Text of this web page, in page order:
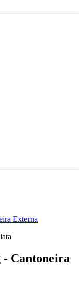
Externa
Cantoneira